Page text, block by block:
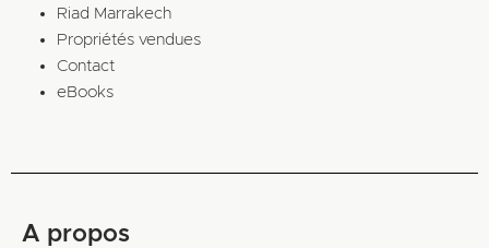
Riad Marrakech
Propriétés vendues
Contact
eBooks
A propos